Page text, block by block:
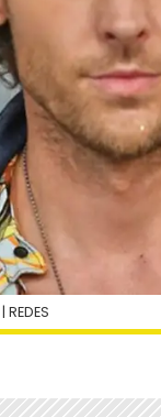
| REDES